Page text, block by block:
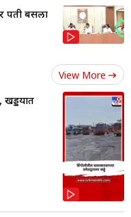
पती बसला
View More
खड्डयात